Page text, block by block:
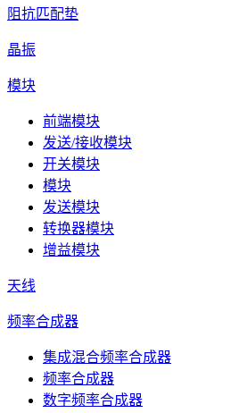
阻抗匹配垫
晶振
模块
前端模块
发送/接收模块
开关模块
模块
发送模块
转换器模块
增益模块
天线
频率合成器
集成混合频率合成器
频率合成器
数字频率合成器